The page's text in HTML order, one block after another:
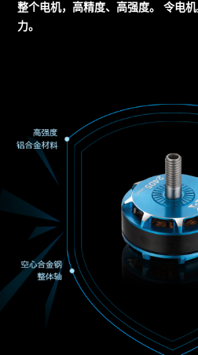
整个电机，高精度、高强度。 令电
力。